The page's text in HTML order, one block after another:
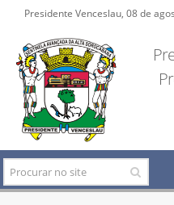
Presidente Venceslau, 08 de